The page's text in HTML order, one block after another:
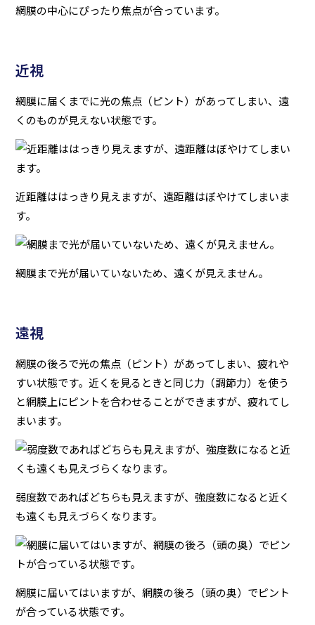
網膜の中心にぴったり焦点が合っています。
近視
網膜に届くまでに光の焦点（ピント）があってしまい、遠
くのものが見えない状態です。
近距離ははっきり見えますが、遠距離はぼやけてしまいま
す。
網膜まで光が届いていないため、遠くが見えません。
遠視
網膜の後ろで光の焦点（ピント）があってしまい、疲れや
すい状態です。近くを見るときと同じ力（調節力）を使う
と網膜上にピントを合わせることができますが、疲れてし
まいます。
弱度数であればどちらも見えますが、強度数になると近く
も遠くも見えづらくなります。
網膜に届いてはいますが、網膜の後ろ（頭の奥）でピント
が合っている状態です。